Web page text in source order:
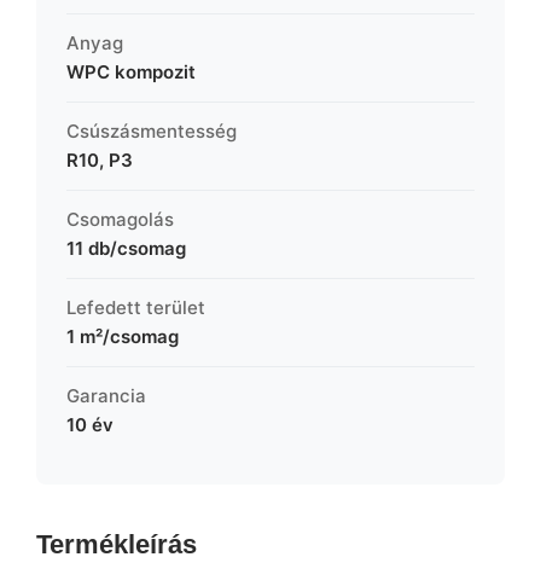
Anyag
WPC kompozit
Csúszásmentesség
R10, P3
Csomagolás
11 db/csomag
Lefedett terület
1 m²/csomag
Garancia
10 év
Termékleírás